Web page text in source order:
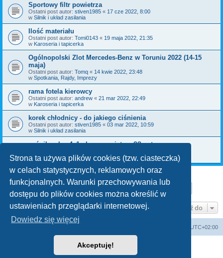
Strona ta używa plików cookies (tzw. ciasteczka)
w celach statystycznych, reklamowych oraz
funkcjonalnych. Warunki przechowywania lub
dostępu do plików cookies można określić w
ustawieniach przeglądarki internetowej.
Dowiedz się więcej
Akceptuję!
Sportowy filtr powietrza
Ostatni post autor: stiven1985 « 17 cze 2022, 8:00
w Silnik i układ zasilania
Ilość materiału
Ostatni post autor: Tomi0143 « 19 maja 2022, 21:35
w Karoseria i tapicerka
Ogólnopolski Zlot Mercedes-Benz w Toruniu 2022 (14-15
maja)
Ostatni post autor: Tomq « 14 kwie 2022, 23:48
w Spotkania, Rajdy, Imprezy
rama fotela kierowcy
Ostatni post autor: andrew « 21 mar 2022, 22:49
w Karoseria i tapicerka
korek chłodnicy - do jakiego ciśnienia
Ostatni post autor: stiven1985 « 03 mar 2022, 10:59
w Silnik i układ zasilania
gaźnik solex 4a1 - lewe powietrze ?? auto przgasa
w Silnik i układ zasilania
Znaleziono 211 wyników Strona 1z 9
Przejdź do
UTC+02:00
Technologię dostarczaphpBB® Forum Software © phpBB Limited
Polski pakiet językowy dostarcza